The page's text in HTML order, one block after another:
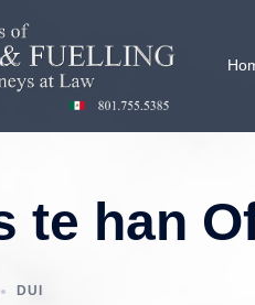
te han
DUI